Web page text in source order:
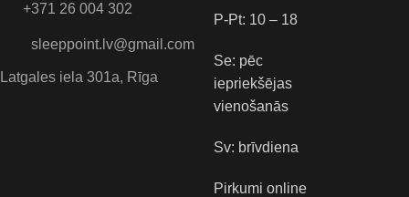
+371 26 004 302
sleeppoint.lv@gmail.com
Latgales iela 301a, Rīga
P-Pt: 10 – 18
Se: pēc
iepriekšējas
vienošanās
Sv: brīvdiena
Pirkumi online